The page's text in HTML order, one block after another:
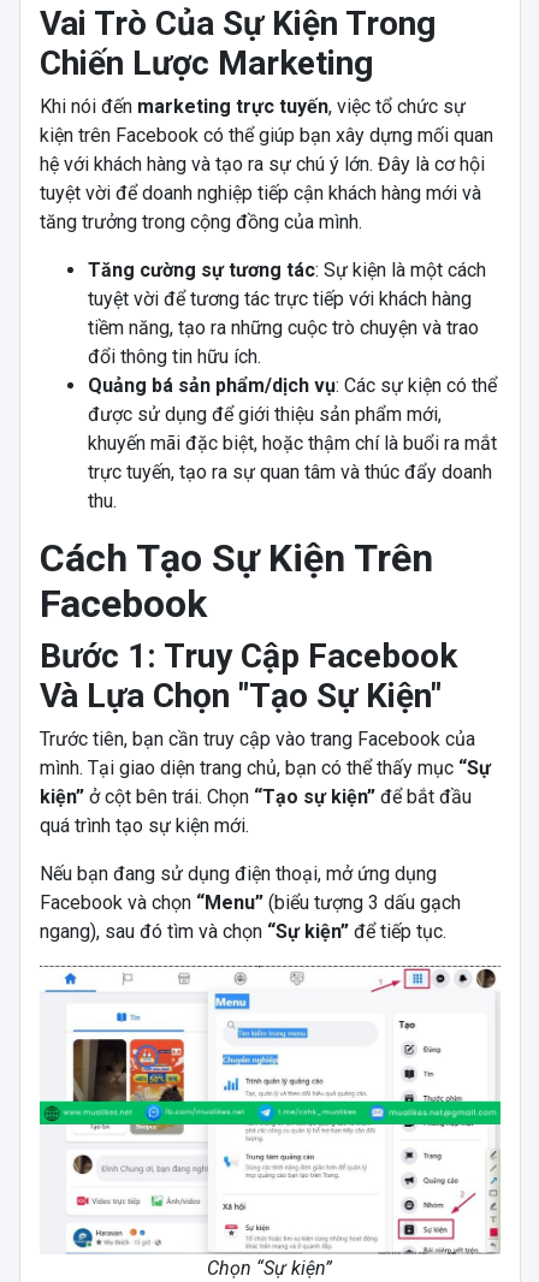
Vai Trò Của Sự Kiện Trong
Chiến Lược Marketing
Khi nói đến marketing trực tuyến, việc tổ chức sự
kiện trên Facebook có thể giúp bạn xây dựng mối quan
hệ với khách hàng và tạo ra sự chú ý lớn. Đây là cơ hội
tuyệt vời để doanh nghiệp tiếp cận khách hàng mới và
tăng trưởng trong cộng đồng của mình.
Tăng cường sự tương tác: Sự kiện là một cách
tuyệt vời để tương tác trực tiếp với khách hàng
tiềm năng, tạo ra những cuộc trò chuyện và trao
đổi thông tin hữu ích.
Quảng bá sản phẩm/dịch vụ: Các sự kiện có thể
được sử dụng để giới thiệu sản phẩm mới,
khuyến mãi đặc biệt, hoặc thậm chí là buổi ra mắt
trực tuyến, tạo ra sự quan tâm và thúc đẩy doanh
thu.
Cách Tạo Sự Kiện Trên
Facebook
Bước 1: Truy Cập Facebook
Và Lựa Chọn "Tạo Sự Kiện"
Trước tiên, bạn cần truy cập vào trang Facebook của
mình. Tại giao diện trang chủ, bạn có thể thấy mục “Sự
kiện”ở cột bên trái. Chọn “Tạo sự kiện”để bắt đầu
quá trình tạo sự kiện mới.
Nếu bạn đang sử dụng điện thoại, mở ứng dụng
Facebook và chọn “Menu”(biểu tượng 3 dấu gạch
ngang), sau đó tìm và chọn “Sự kiện”để tiếp tục.
Chọn “Sự kiện”